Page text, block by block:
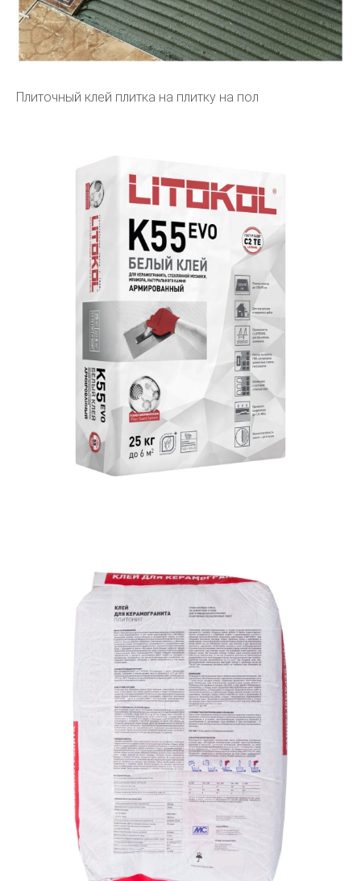
Плиточный клей плитка на плитку на пол